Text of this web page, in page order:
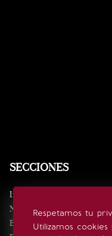
Respetamos tu
Utilizamos
SECCIONES
Inicio
Noticias
Eventos